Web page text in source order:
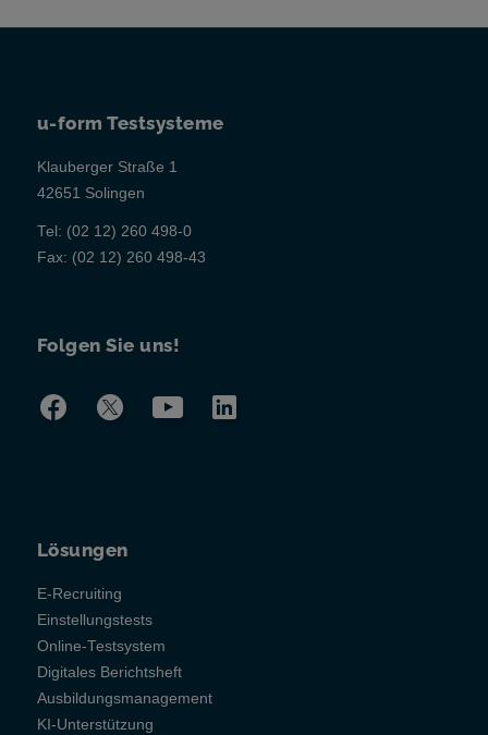
u-form Testsysteme
Klauberger Straße 1
42651 Solingen
Tel: (02 12) 260 498-0
Fax: (02 12) 260 498-43
Folgen Sie uns!
Lösungen
E-Recruiting
Einstellungstests
Online-Testsystem
Digitales Berichtsheft
Ausbildungsmanagement
KI-Unterstützung